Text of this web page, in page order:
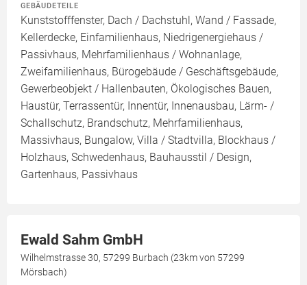
GEBÄUDETEILE
Kunststofffenster, Dach / Dachstuhl, Wand / Fassade,
Kellerdecke, Einfamilienhaus, Niedrigenergiehaus /
Passivhaus, Mehrfamilienhaus / Wohnanlage,
Zweifamilienhaus, Bürogebäude / Geschäftsgebäude,
Gewerbeobjekt / Hallenbauten, Ökologisches Bauen,
Haustür, Terrassentür, Innentür, Innenausbau, Lärm- /
Schallschutz, Brandschutz, Mehrfamilienhaus,
Massivhaus, Bungalow, Villa / Stadtvilla, Blockhaus /
Holzhaus, Schwedenhaus, Bauhausstil / Design,
Gartenhaus, Passivhaus
Ewald Sahm GmbH
Wilhelmstrasse 30, 57299 Burbach (23km von 57299
Mörsbach)